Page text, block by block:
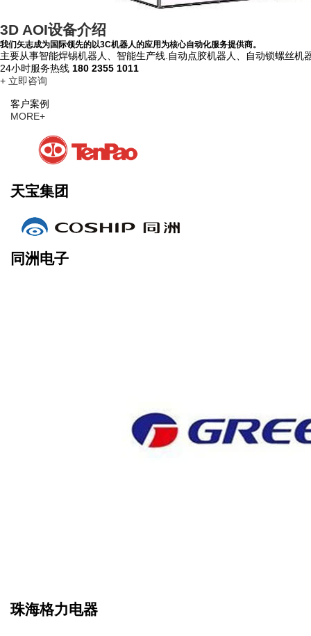
3D AOI设备介绍
我们矢志成为国际领先的以3C机器人的应用为核心自动化服务提供商。
主要从事智能焊锡机器人、智能生产线.自动点胶机器人、自动锁螺丝机
24小时服务热线 180 2355 1011
+ 立即咨询
客户案例
MORE+
天宝集团
同洲电子
珠海格力电器